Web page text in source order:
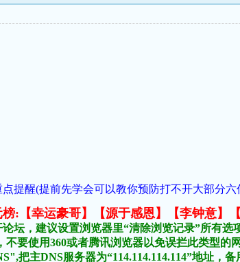
提醒(提前先学会可以教你预防打不开大部分六
:【幸运豪哥】【源于感恩】【李钟意】
坛，建议设置浏览器里“清除浏览记录”所有
不要使用360或者腾讯浏览器以免误拦此类型的
把主DNS服务器为“114.114.114.114”地址，